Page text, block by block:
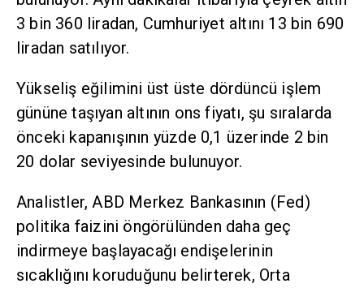
3 bin 360 liradan, Cumhuriyet altını 13 bin 690
liradan satılıyor.
Yükseliş eğilimini üst üste dördüncü işlem
gününe taşıyan altının ons fiyatı, şu sıralarda
önceki kapanışının yüzde 0,1 üzerinde 2 bin
20 dolar seviyesinde bulunuyor.
Analistler, ABD Merkez Bankasının (Fed)
politika faizini öngörülünden daha geç
indirmeye başlayacağı endişelerinin
sıcaklığını koruduğunu belirterek, Orta